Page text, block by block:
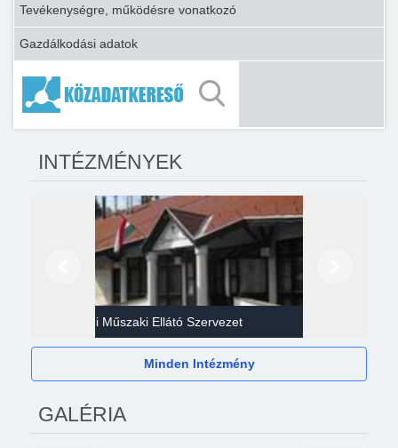
Tevékenységre, működésre vonatkozó
Gazdálkodási adatok
INTÉZMÉNYEK
Gazdasági Műszaki Ellátó Szervezet
Minden Intézmény
GALÉRIA